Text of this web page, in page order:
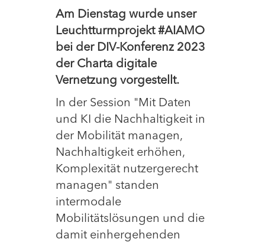
Am Dienstag wurde unser
Leuchtturmprojekt #AIAMO
bei der DIV-Konferenz 2023
der Charta digitale
Vernetzung vorgestellt.
In der Session "Mit Daten
und KI die Nachhaltigkeit in
der Mobilität managen,
Nachhaltigkeit erhöhen,
Komplexität nutzergerecht
managen" standen
intermodale
Mobilitätslösungen und die
damit einhergehenden